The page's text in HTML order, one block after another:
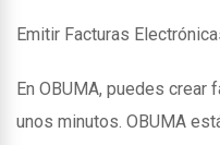
Emitir Facturas
En OBUMA, puedes
unos minutos. OBUMA